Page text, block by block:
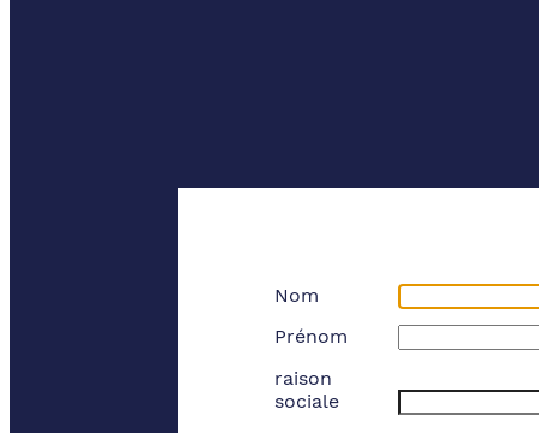
Nom
Prénom
raison
sociale